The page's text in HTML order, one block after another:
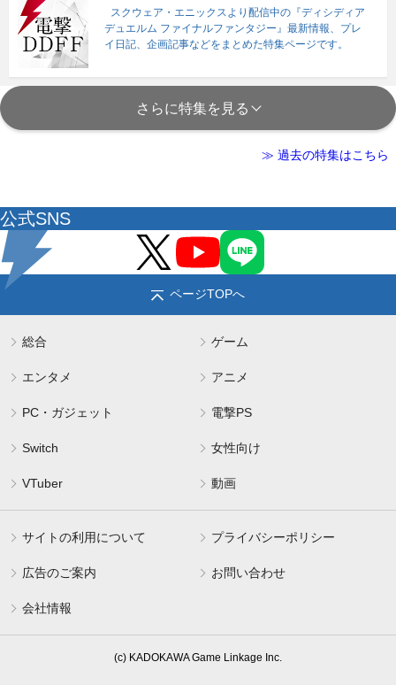
スクウェア・エニックスより配信中の『ディシディア
デュエルム ファイナルファンタジー』最新情報、プレ
イ日記、企画記事などをまとめた特集ページです。
さらに特集を見る
≫ 過去の特集はこちら
公式SNS
ページTOPへ
総合 ゲーム
エンタメ アニメ
PC・ガジェット 電撃PS
Switch 女性向け
VTuber 動画
サイトの利用について プライバシーポリシー
広告のご案内 お問い合わせ
会社情報
(c) KADOKAWA Game Linkage Inc.